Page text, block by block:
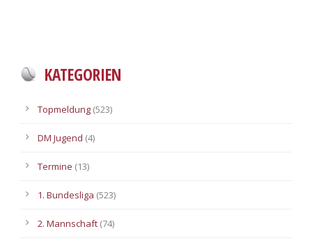
KATEGORIEN
Topmeldung (523)
DM Jugend (4)
Termine (13)
1. Bundesliga (523)
2. Mannschaft (74)